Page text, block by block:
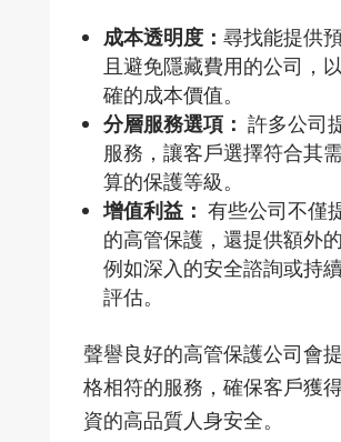
成本透明度： 尋找能提供
且避免隱藏費用的公司，
確的成本價值。
分層服務選項： 許多公司
服務，讓客戶選擇符合其
算的保護等級。
增值利益： 有些公司不僅
的高管保護，還提供額外
例如深入的安全諮詢或持
評估。
聲譽良好的高管保護公司會
格相符的服務，確保客戶獲
資的高品質人身安全。